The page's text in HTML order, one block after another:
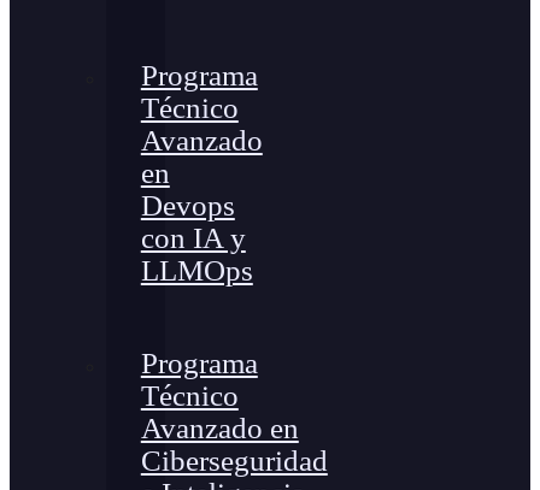
Programa
Técnico
Avanzado
en
Devops
con IA y
LLMOps
Programa
Técnico
Avanzado en
Ciberseguridad